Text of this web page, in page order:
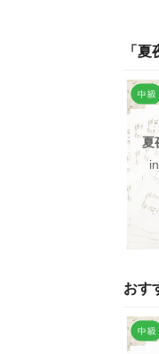
「 夏
夏
おす